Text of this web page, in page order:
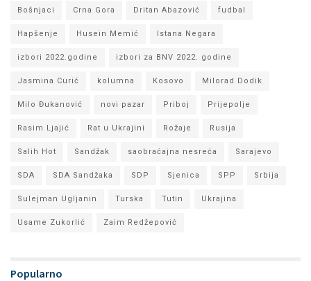
Bošnjaci Crna Gora Dritan Abazović fudbal
Hapšenje Husein Memić Istana Negara
izbori 2022.godine izbori za BNV 2022. godine
Jasmina Curić kolumna Kosovo Milorad Dodik
Milo Đukanović novi pazar Priboj Prijepolje
Rasim Ljajić Rat u Ukrajini Rožaje Rusija
Salih Hot Sandžak saobraćajna nesreća Sarajevo
SDA SDA Sandžaka SDP Sjenica SPP Srbija
Sulejman Ugljanin Turska Tutin Ukrajina
Usame Zukorlić Zaim Redžepović
Popularno